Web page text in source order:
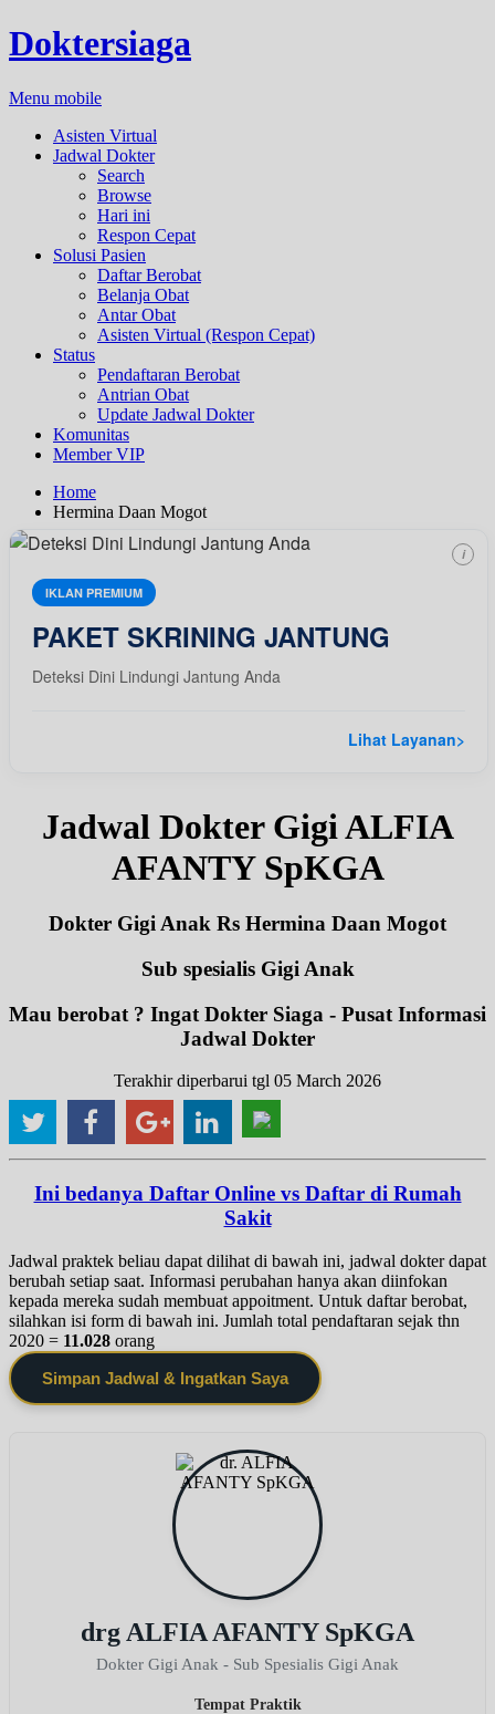
Doktersiaga
Menu mobile
Asisten Virtual
Jadwal Dokter
Search
Browse
Hari ini
Respon Cepat
Solusi Pasien
Daftar Berobat
Belanja Obat
Antar Obat
Asisten Virtual (Respon Cepat)
Status
Pendaftaran Berobat
Antrian Obat
Update Jadwal Dokter
Komunitas
Member VIP
Home
Hermina Daan Mogot
IKLAN PREMIUM
PAKET SKRINING JANTUNG
Deteksi Dini Lindungi Jantung Anda
Lihat Layanan>
i
Jadwal Dokter Gigi ALFIA
AFANTY SpKGA
Dokter Gigi Anak Rs Hermina Daan Mogot
Sub spesialis Gigi Anak
Mau berobat ? Ingat Dokter Siaga - Pusat Informasi
Jadwal Dokter
Terakhir diperbarui tgl 05 March 2026
Ini bedanya Daftar Online vs Daftar di Rumah
Sakit
Jadwal praktek beliau dapat dilihat di bawah ini, jadwal dokter dapat
berubah setiap saat. Informasi perubahan hanya akan diinfokan
kepada mereka sudah membuat appoitment. Untuk daftar berobat,
silahkan isi form di bawah ini. Jumlah total pendaftaran sejak thn
2020 = 11.028 orang
Simpan Jadwal & Ingatkan Saya
drg ALFIA AFANTY SpKGA
Dokter Gigi Anak - Sub Spesialis Gigi Anak
Tempat Praktik